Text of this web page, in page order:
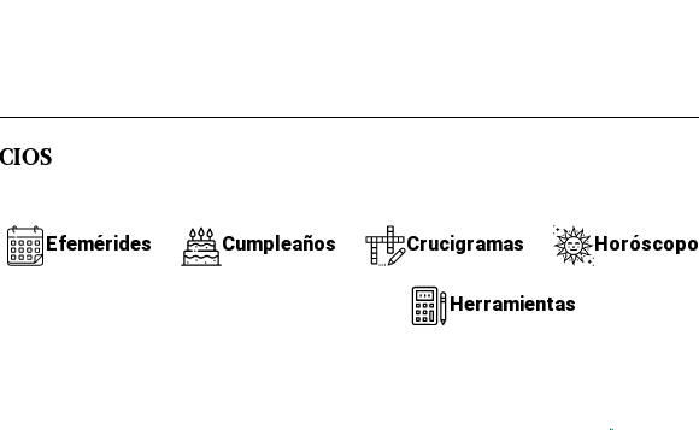
Efemérides Cumpleaños Crucigramas Horóscopo
Herramientas